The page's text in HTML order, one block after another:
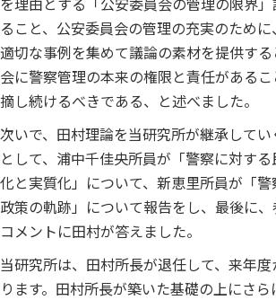
ること、公安委員会の管理の充実のため
適切な事例を集めて議論の素材を提供す
会に警察管理の本来の権限と責任がある
摘し続けるべきである、と述べました。
次いで、田村理論を当研究所が継承して
として、浦中千佳央所員が「警察に対す
化と実質化」について、新恵里所員が「
政策の軌跡」について報告をし、最後に、
コメントに田村が答えました。
当研究所は、田村所長が退任して、来年
ります。田村所長が築いた基礎の上にさ